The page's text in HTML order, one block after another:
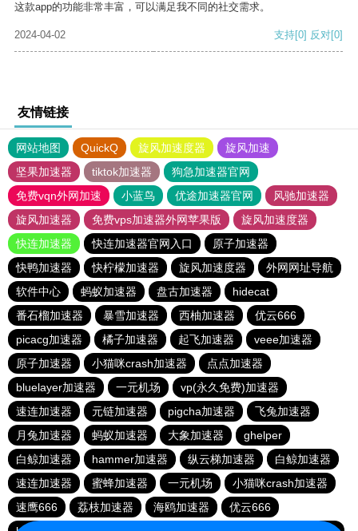
这款app的功能非常丰富，可以满足我不同的社交需求。
2024-04-02 支持[0] 反对[0]
友情链接
网站地图 QuickQ 旋风加速度器
旋风加速
坚果加速器
tiktok加速器
狗急加速器官网
免费vqn外网加速
小蓝鸟 优途加速器官网
风驰加速器
旋风加速器
免费vps加速器外网苹果版
旋风加速度器
快连加速器
快连加速器官网入口
原子加速器
快鸭加速器
快柠檬加速器 旋风加速度器
外网网址导航
软件中心
蚂蚁加速器 盘古加速器
hidecat
番石榴加速器
暴雪加速器 西柚加速器
优云666
picacg加速器
橘子加速器 起飞加速器
veee加速器
原子加速器
小猫咪crash加速器
点点加速器
bluelayer加速器
一元机场
vp(永久免费)加速器
速连加速器
元链加速器 pigcha加速器
飞兔加速器
月兔加速器
蚂蚁加速器 大象加速器
ghelper
白鲸加速器
hammer加速器 纵云梯加速器
白鲸加速器
速连加速器
蜜蜂加速器 一元机场
小猫咪crash加速器
速鹰666
荔枝加速器 海鸥加速器
优云666